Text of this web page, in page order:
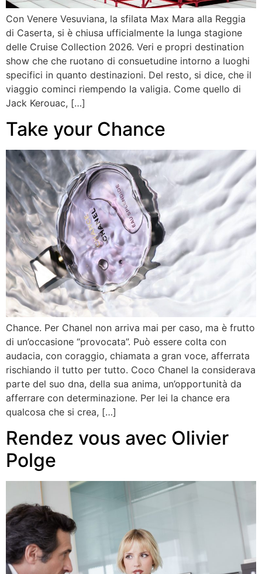
Con Venere Vesuviana, la sfilata Max Mara alla Reggia
di Caserta, si è chiusa ufficialmente la lunga stagione
delle Cruise Collection 2026. Veri e propri destination
show che che ruotano di consuetudine intorno a luoghi
specifici in quanto destinazioni. Del resto, si dice, che il
viaggio cominci riempendo la valigia. Come quello di
Jack Kerouac, […]
Take your Chance
Chance. Per Chanel non arriva mai per caso, ma è frutto
di un’occasione “provocata”. Può essere colta con
audacia, con coraggio, chiamata a gran voce, afferrata
rischiando il tutto per tutto. Coco Chanel la considerava
parte del suo dna, della sua anima, un’opportunità da
afferrare con determinazione. Per lei la chance era
qualcosa che si crea, […]
Rendez vous avec Olivier
Polge